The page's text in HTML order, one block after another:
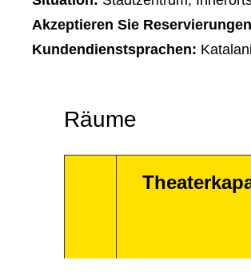
Akzeptieren Sie
Kundendienstsprachen:
Räume